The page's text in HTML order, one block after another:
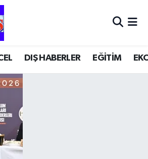
DIŞ HABERLER EĞİTİM